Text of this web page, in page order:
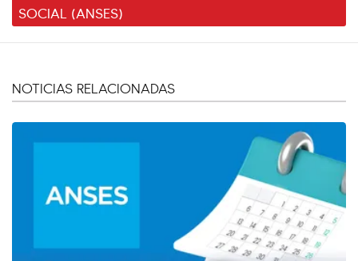
SOCIAL (ANSES)
NOTICIAS RELACIONADAS